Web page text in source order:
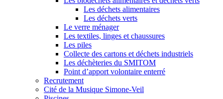
Les déchets alimentaires
Les déchets verts
Le verre ménager
Les textiles, linges et chaussures
Les piles
Collecte des cartons et déchets industriels
Les déchèteries du SMITOM
Point d’apport volontaire enterré
Recrutement
Cité de la Musique Simone-Veil